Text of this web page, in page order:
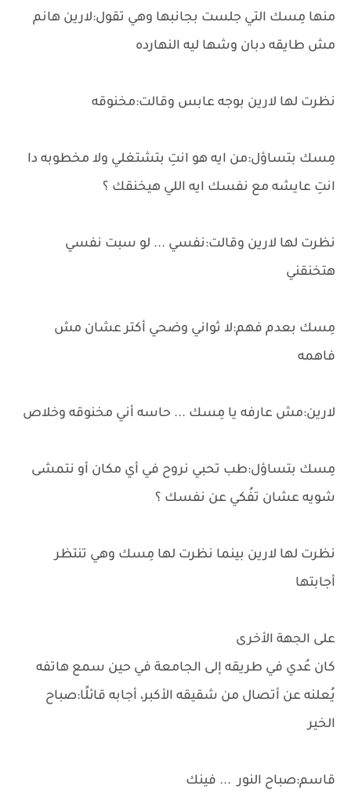
منها مِسك التي جلست بجانبها وهي تقول:لارين هانم
مش طايقه دبان وشها ليه النهارده
نظرت لها لارين بوجه عابس وقالت:مخنوقه
مِسك بتساؤل:من ايه هو انتِ بتشتغلي ولا مخطوبه دا
انتِ عايشه مع نفسك ايه اللي هيخنقك ؟
نظرت لها لارين وقالت:نفسي ... لو سبت نفسي
هتخنقني
مِسك بعدم فهم:لا ثواني وضحي أكتر عشان مش
فاهمه
لارين:مش عارفه يا مِسك ... حاسه أني مخنوقه وخلاص
مِسك بتساؤل:طب تحبي نروح في أي مكان أو نتمشى
شويه عشان تفُكي عن نفسك ؟
نظرت لها لارين بينما نظرت لها مِسك وهي تنتظر
أجابتها
على الجهة الأخرى
كان عُدي في طريقه إلى الجامعة في حين سمع هاتفه
يُعلنه عن أتصال من شقيقه الأكبر، أجابه قائلًا:صباح
الخير
قاسم:صباح النور ... فينك